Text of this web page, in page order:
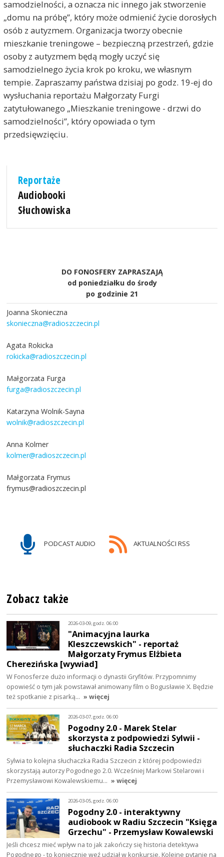
samodzielności, a oznacza nic innego jak stworzenie
„domu na próbę”, który może odmienić życie dorosłych
osób z autyzmem. Organizacja tworzy obecnie
mieszkanie treningowe – bezpieczną przestrzeń, gdzie
osoby z autyzmem będą mogły uczyć się
samodzielnego życia krok po kroku, we własnym
tempie. Zapraszamy państwa dzisiaj po godz. 19-ej do
wysłuchania reportażu Małgorzaty Furgi
zatytułowanego „Mieszkanie treningowe - drzwi do
samodzielności”, który opowiada o tym
przedsięwzięciu.
Reportaże
Audiobooki
Słuchowiska
DO FONOSFERY ZAPRASZAJĄ
od poniedziałku do środy
po godzinie 21
Joanna Skonieczna
skonieczna@radioszczecin.pl
Agata Rokicka
rokicka@radioszczecin.pl
Małgorzata Furga
furga@radioszczecin.pl
Katarzyna Wolnik-Sayna
wolnik@radioszczecin.pl
Anna Kolmer
kolmer@radioszczecin.pl
Małgorzata Frymus
frymus@radioszczecin.pl
PODCAST AUDIO AKTUALNOŚCI RSS
Zobacz także
2026-03-09, godz. 06:00
"Animacyjna laurka
Kleszczewskich" - reportaż
Małgorzaty Frymus Elżbieta
Cherezińska [wywiad]
W Fonosferze dużo informacji o dynastii Gryfitów. Przypomnimy
opowieść o tym jak powstawał animowany film o Bogusławie X. Będzie
też spotkanie z pisarką… » więcej
2026-03-07, godz. 06:00
Pogodny 2.0 - Marek Stelar
skorzysta z podpowiedzi Sylwii -
słuchaczki Radia Szczecin
Sylwia to kolejna słuchaczka Radia Szczecin z której podpowiedzi
skorzystają autorzy Pogodnego 2.0. Wcześniej Markowi Stelarowi i
Przemysławowi Kowalewskiemu… » więcej
2026-03-05, godz. 06:00
Pogodny 2.0 - interaktywny
audiobook w Radiu Szczecin "Księga
Grzechu" - Przemysław Kowalewski
Jeśli chcesz mieć wpływ na to jak zakończy się historia detektywa
Pogodnego - to koniecznie weź udział w konkursie. Kolejne pytanie na